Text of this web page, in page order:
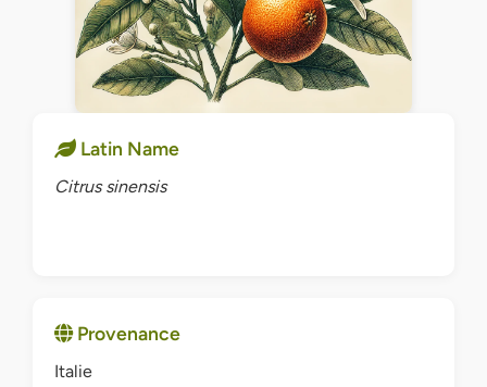
Latin Name
Citrus sinensis
Provenance
Italie